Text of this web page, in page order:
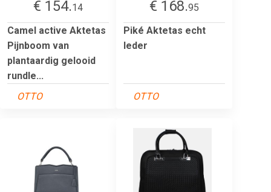
€ 154.14
Camel active Aktetas
Pijnboom van
plantaardig gelooid
rundle...
OTTO
€ 168.95
Piké Aktetas echt
leder
OTTO